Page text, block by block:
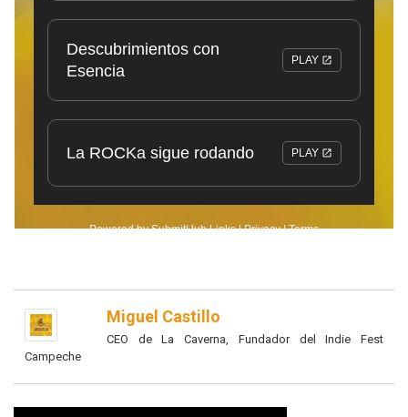
Miguel Castillo
CEO de La Caverna, Fundador del Indie Fest
Campeche